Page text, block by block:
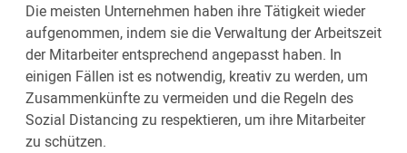
Die meisten Unternehmen haben ihre Tätigkeit wieder
aufgenommen, indem sie die Verwaltung der Arbeitszeit
der Mitarbeiter entsprechend angepasst haben. In
einigen Fällen ist es notwendig, kreativ zu werden, um
Zusammenkünfte zu vermeiden und die Regeln des
Sozial Distancing zu respektieren, um ihre Mitarbeiter
zu schützen.